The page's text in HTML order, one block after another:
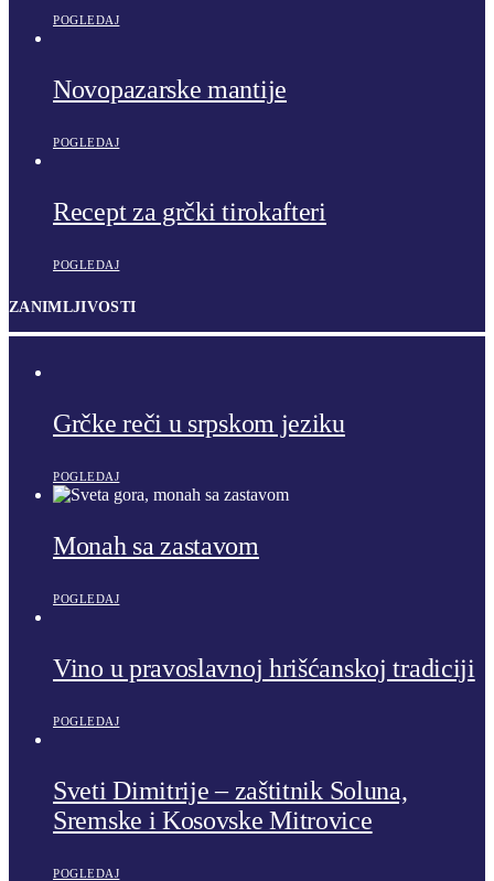
POGLEDAJ
Novopazarske mantije
POGLEDAJ
Recept za grčki tirokafteri
POGLEDAJ
ZANIMLJIVOSTI
Grčke reči u srpskom jeziku
POGLEDAJ
Monah sa zastavom
POGLEDAJ
Vino u pravoslavnoj hrišćanskoj tradiciji
POGLEDAJ
Sveti Dimitrije – zaštitnik Soluna,
Sremske i Kosovske Mitrovice
POGLEDAJ